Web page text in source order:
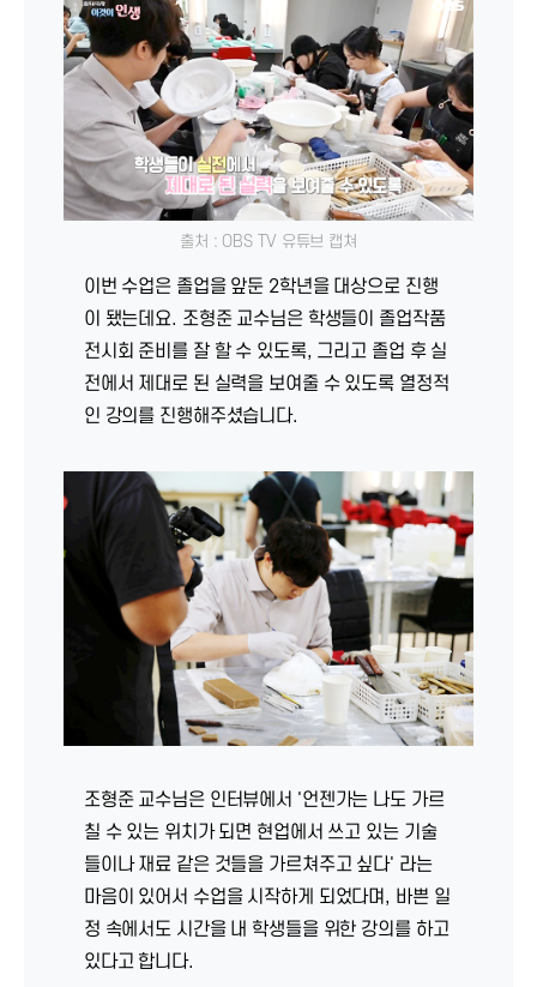
출처 : OBS TV 유튜브 캡쳐
이번 수업은 졸업을 앞둔 2학년을 대상으로 진행
이 됐는데요. 조형준 교수님은 학생들이 졸업작품
전시회 준비를 잘 할 수 있도록, 그리고 졸업 후 실
전에서 제대로 된 실력을 보여줄 수 있도록 열정적
인 강의를 진행해주셨습니다.
조형준 교수님은 인터뷰에서 '언젠가는 나도 가르
칠 수 있는 위치가 되면 현업에서 쓰고 있는 기술
들이나 재료 같은 것들을 가르쳐주고 싶다' 라는
마음이 있어서 수업을 시작하게 되었다며, 바쁜 일
정 속에서도 시간을 내 학생들을 위한 강의를 하고
있다고 합니다.